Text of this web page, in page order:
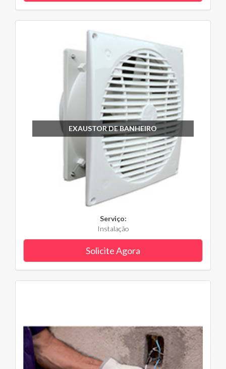
EXAUSTOR DE BANHEIRO
Serviço:
Instalação
Solicite Agora